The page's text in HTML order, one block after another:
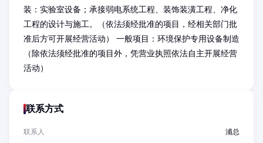
装：实验室设备；承接弱电系统工程、装饰装潢工程、净化
工程的设计与施工。（依法须经批准的项目，经相关部门批
准后方可开展经营活动） 一般项目：环境保护专用设备制造
（除依法须经批准的项目外，凭营业执照依法自主开展经营
活动）
联系方式
联系人 浦总